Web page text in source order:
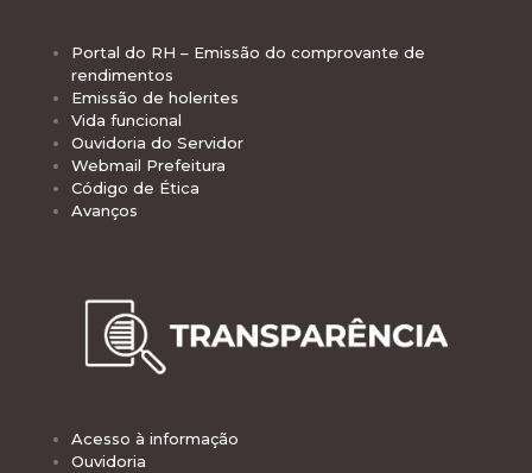
Portal do RH – Emissão do comprovante de
rendimentos
Emissão de holerites
Vida funcional
Ouvidoria do Servidor
Webmail Prefeitura
Código de Ética
Avanços
Acesso à informação
Ouvidoria